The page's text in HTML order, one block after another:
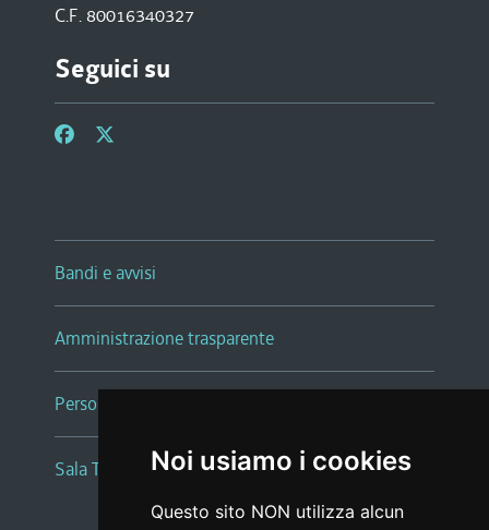
Noi usiamo i cookies
Questo sito NON utilizza alcun
C.F. 80016340327
Seguici su
Bandi e avvisi
Amministrazione trasparente
Persone e Uffici
Sala Tiziano Tessitori